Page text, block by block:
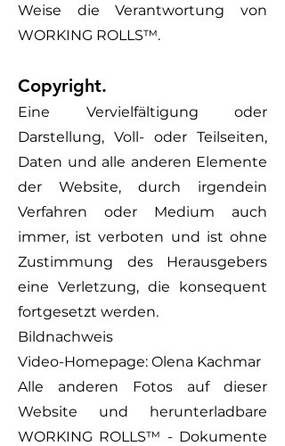
Weise die Verantwortung von
WORKING ROLLS™.
Copyright.
Eine Vervielfältigung oder
Darstellung, Voll- oder Teilseiten,
Daten und alle anderen Elemente
der Website, durch irgendein
Verfahren oder Medium auch
immer, ist verboten und ist ohne
Zustimmung des Herausgebers
eine Verletzung, die konsequent
fortgesetzt werden.
Bildnachweis
Video-Homepage: Olena Kachmar
Alle anderen Fotos auf dieser
Website und herunterladbare
WORKING ROLLS™ - Dokumente